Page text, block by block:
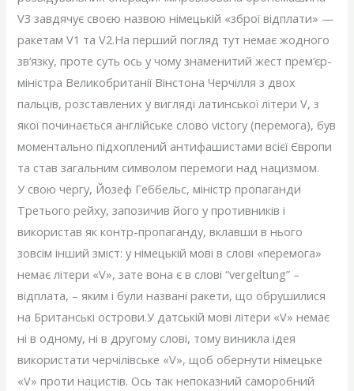
V3 завдячує своєю назвою німецькій «зброї відплати» —
ракетам V1 та V2.На перший погляд тут немає жодного
зв’язку, проте суть ось у чому знаменитий жест прем’єр-
міністра Великобританії Вінстона Черчілля з двох
пальців, розставлених у вигляді латинської літери V, з
якої починається англійське слово victory (перемога), був
моментально підхоплений антифашистами всієї Європи
та став загальним символом перемоги над нацизмом.
У свою чергу, Йозеф Геббельс, міністр пропаганди
Третього рейху, запозичив його у противників і
використав як контр-пропаганду, вклавши в нього
зовсім інший зміст: у німецькій мові в слові «перемога»
немає літери «V», зате вона є в слові “vergeltung” –
відплата, – яким і були названі ракети, що обрушилися
на Британські острови.У датській мові літери «V» немає
ні в одному, ні в другому слові, тому виникла ідея
використати черчілівське «V», щоб обернути німецьке
«V» проти нацистів. Ось так непоказний саморобний